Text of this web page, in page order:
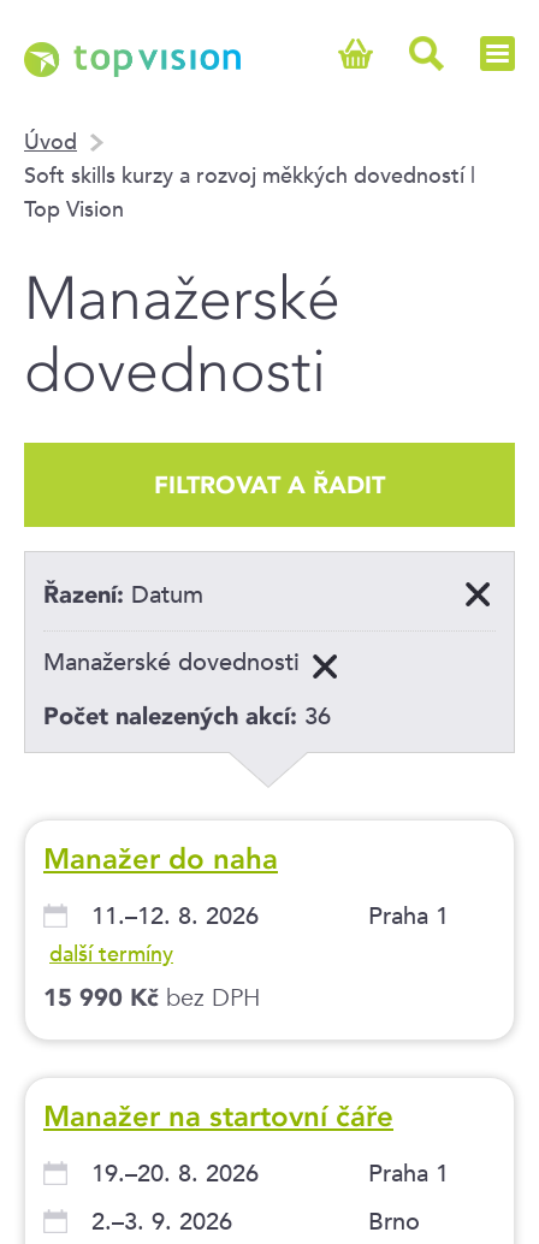
Úvod
Soft skills kurzy a rozvoj měkkých dovedností |
Top Vision
Manažerské
dovednosti
FILTROVAT A ŘADIT
Řazení: Datum
Manažerské dovednosti
Počet nalezených akcí: 36
Manažer do naha
11.–12. 8. 2026 Praha 1
další termíny
15 990 Kč bez DPH
Manažer na startovní čáře
19.–20. 8. 2026
Praha 1
2.–3. 9. 2026
Brno